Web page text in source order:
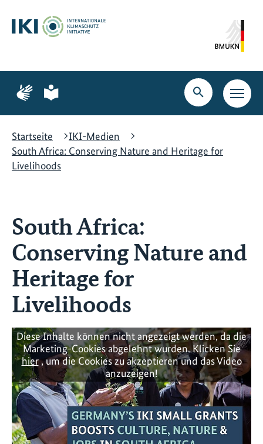
Hauptinhalt
springen
Suche
springen
Hauptnavigation
springen
Zur
Seite
Gebärdensprache
Zur
Seite
leichte
Suche
öffnen
Startseite
IKI-Medien
South Africa: Conserving Nature and Heritage for
Livelihoods
South Africa:
Conserving Nature and
Heritage for
Livelihoods
Diese Inhalte können nicht angezeigt werden, da die
Marketing-Cookies abgelehnt wurden. Klicken Sie
hier, um die Cookies zu akzeptieren und das Video
anzuzeigen!